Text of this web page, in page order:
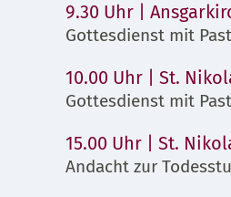
9.30 Uhr |
Gottesdienst mit
10.00 Uhr | St.
Gottesdienst mit
15.00 Uhr | St.
Andacht zur